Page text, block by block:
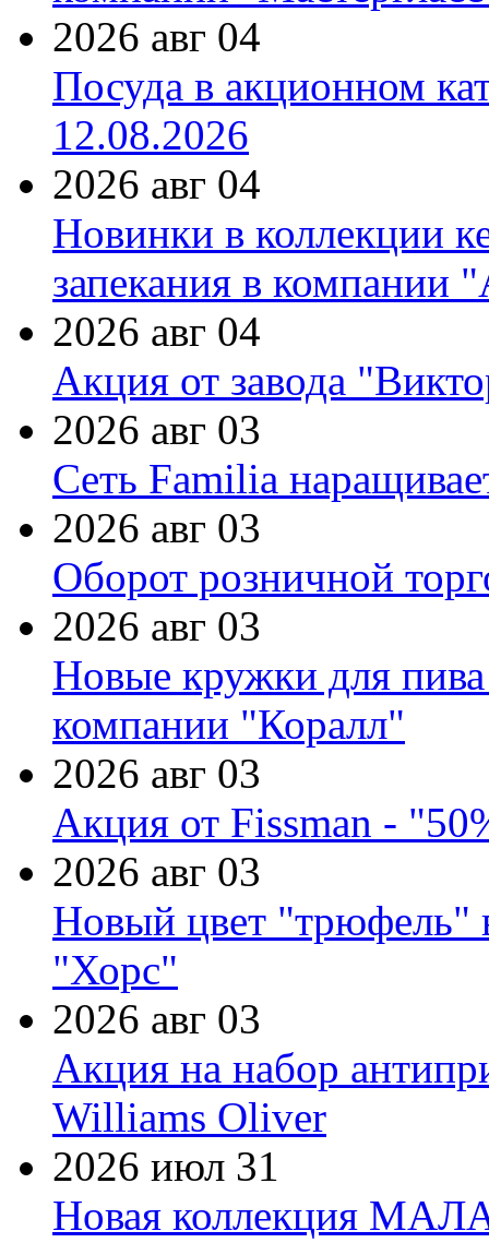
2026 авг 04
Посуда в акционном
12.08.2026
2026 авг 04
Новинки в коллекции
запекания в компании
2026 авг 04
Акция от завода
2026 авг 03
Сеть Familia
2026 авг 03
Оборот розничной
2026 авг 03
Новые кружки для
компании "Коралл"
2026 авг 03
Акция от Fissman -
2026 авг 03
Новый цвет "трюфель"
"Хорс"
2026 авг 03
Акция на набор
Williams Oliver
2026 июл 31
Новая коллекция